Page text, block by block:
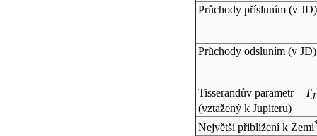
Průchody přísluním (v JD)
Průchody odsluním (v JD)
Tisserandův parametr – TJ
(vztažený k Jupiteru)
Největší přiblížení k Zemi